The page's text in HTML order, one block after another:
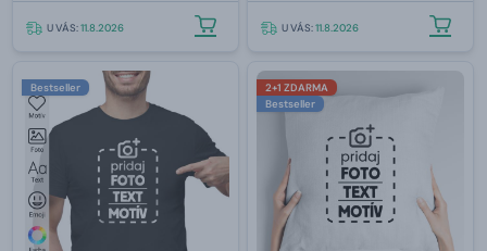
U VÁS:11.8.2026 U VÁS:11.8.2026
Bestseller
2+1 ZDARMA
Bestseller